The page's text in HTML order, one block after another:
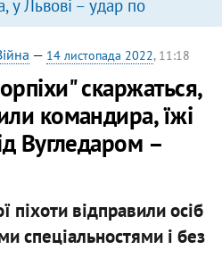
у Львові – удар по
— 14 листопада 2022, 11:18
скаржаться,
командира, їжі
Вугледаром –
піхоти відправили осіб
спеціальностями і без